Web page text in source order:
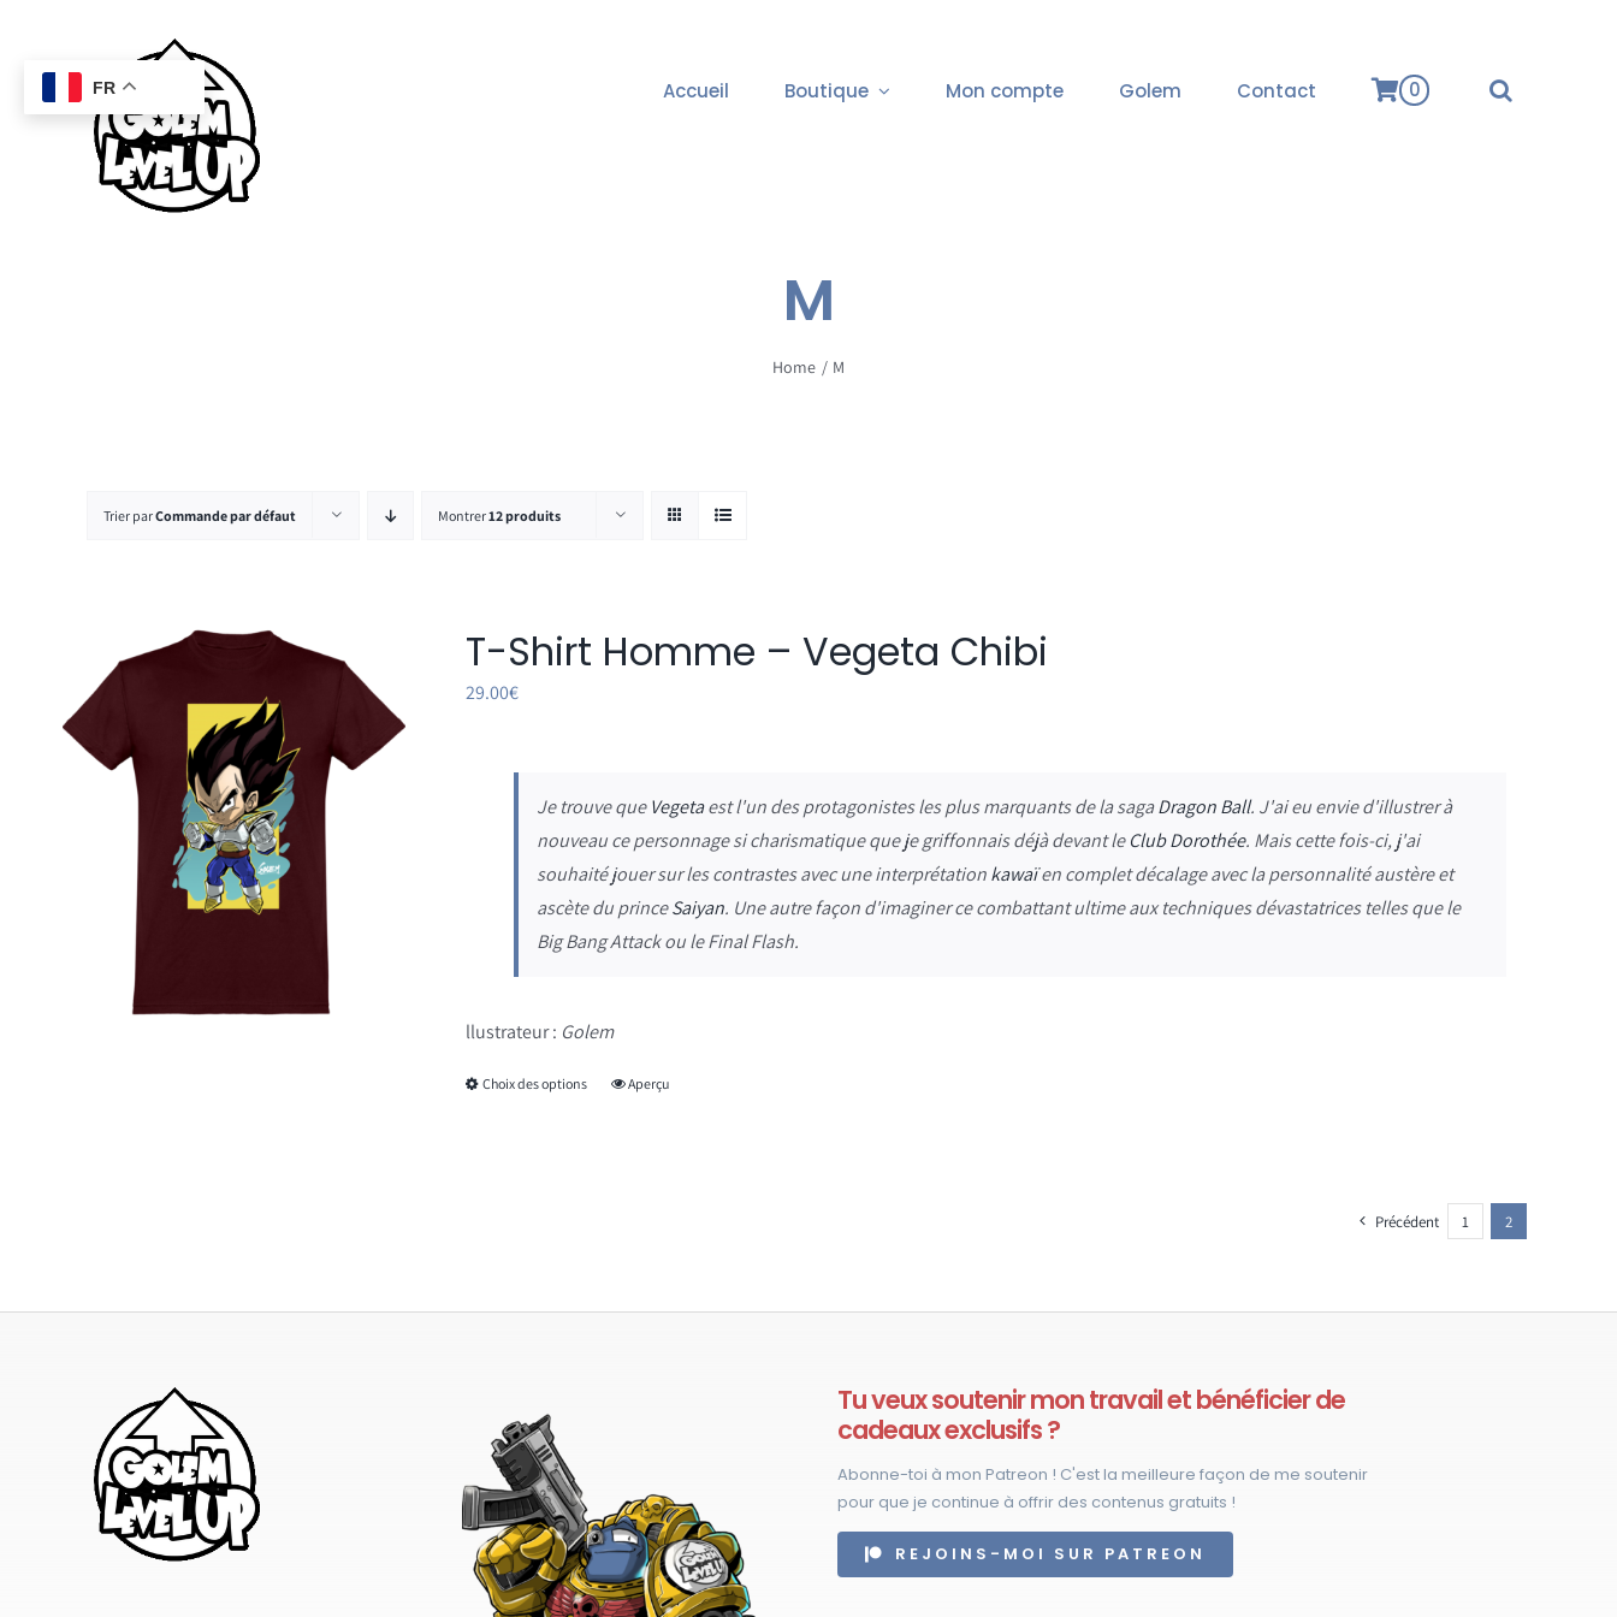
contenu
Accueil Boutique Mon compte Golem Contact 0
M
Home M
Trier parCommande par défaut Montrer12 produits
T-Shirt Homme – Vegeta Chibi
29.00€
Je trouve queVegetaest l'un des protagonistes les plus marquants de la sagaDragon Ball. J'ai eu envie d'illustrer à
nouveau ce personnage si charismatique que je griffonnais déjà devant leClub Dorothée. Mais cette fois-ci, j'ai
souhaité jouer sur les contrastes avec une interprétationkawaïen complet décalage avec la personnalité austère et
ascète du princeSaiyan. Une autre façon d'imaginer ce combattant ultime aux techniques dévastatrices telles que le
Big Bang Attack ou le Final Flash.
llustrateur : Golem
Choix des options
Ce
page
du
produit
Aperçu
Précédent 1 2
Tu veux soutenir mon travail et bénéficier de
cadeaux exclusifs ?
Abonne-toi à mon Patreon ! C'est la meilleure façon de me soutenir
pour que je continue à offrir des contenus gratuits !
REJOINS-MOI SUR PATREON
FR